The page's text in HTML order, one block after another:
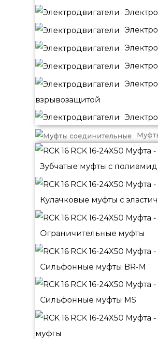
взрывозащитой
Зубчатые муфты с
Кулачковые муфты с
Ограничительные муфты
Сильфонные муфты BR-M
Сильфонные муфты MS
муфты